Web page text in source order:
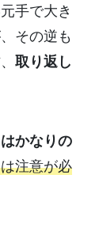
手で大き
その逆も
取り返し
かなりの
注意が必